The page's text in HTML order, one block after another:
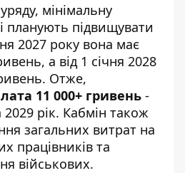
мінімальну
планують підвищувати
2027 року вона має
а від 1 січня 2028
Отже,
11 000+ гривень -
2029 рік. Кабмін також
загальних витрат на
працівників та
військових.